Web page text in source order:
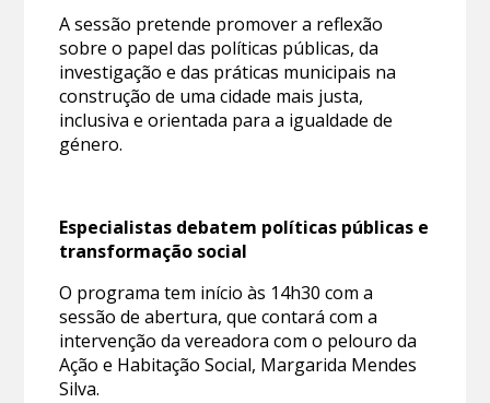
A sessão pretende promover a reflexão
sobre o papel das políticas públicas, da
investigação e das práticas municipais na
construção de uma cidade mais justa,
inclusiva e orientada para a igualdade de
género.
Especialistas debatem políticas públicas e
transformação social
O programa tem início às 14h30 com a
sessão de abertura, que contará com a
intervenção da vereadora com o pelouro da
Ação e Habitação Social, Margarida Mendes
Silva.